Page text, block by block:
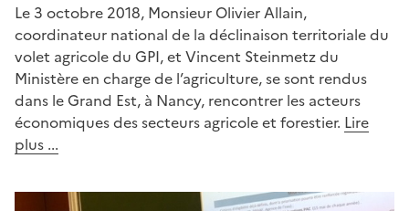
Le 3 octobre 2018, Monsieur Olivier Allain,
coordinateur national de la déclinaison territoriale du
volet agricole du GPI, et Vincent Steinmetz du
Ministère en charge de l’agriculture, se sont rendus
dans le Grand Est, à Nancy, rencontrer les acteurs
économiques des secteurs agricole et forestier. Lire
plus ...